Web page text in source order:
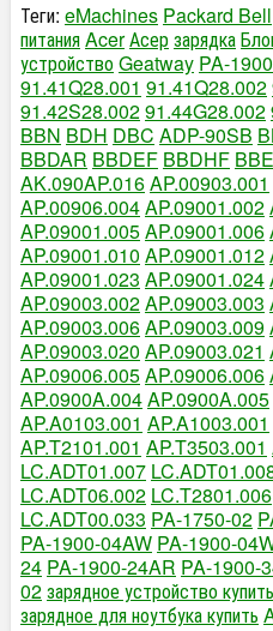
Теги: eMachines Packard Bell
питанияAcerАсерзарядка
устройствоGeatway PA-
91.41Q28.001 91.41Q28.002
91.42S28.00291.44G28.002
BBN BDH DBC ADP-90SB
BBDAR BBDEF BBDHF
AK.090AP.016AP.00903.001
AP.00906.004AP.09001.002
AP.09001.005AP.09001.006
AP.09001.010 AP.09001.012
AP.09001.023 AP.09001.024
AP.09003.002AP.09003.003
AP.09003.006AP.09003.009
AP.09003.020 AP.09003.021
AP.09006.005AP.09006.006
AP.0900A.004AP.0900A.005
AP.A0103.001 AP.A1003.001
AP.T2101.001 AP.T3503.001
LC.ADT01.007
LC.ADT06.002 LC.T2801.006
LC.ADT00.033 PA-1750-02
PA-1900-04AW PA-1900-
24 PA-1900-24AR PA-1900-
02зарядное устройство купить
зарядное для ноутбука купить